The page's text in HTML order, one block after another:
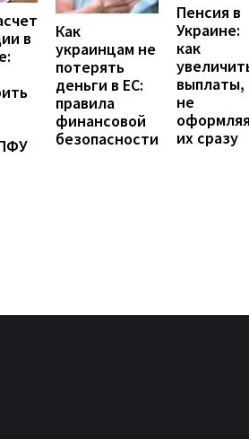
в
Как
украинцам не
потерять
деньги в ЕС:
правила
финансовой
безопасности
Пенсия в
Украине:
как
выплаты,
не
их сразу